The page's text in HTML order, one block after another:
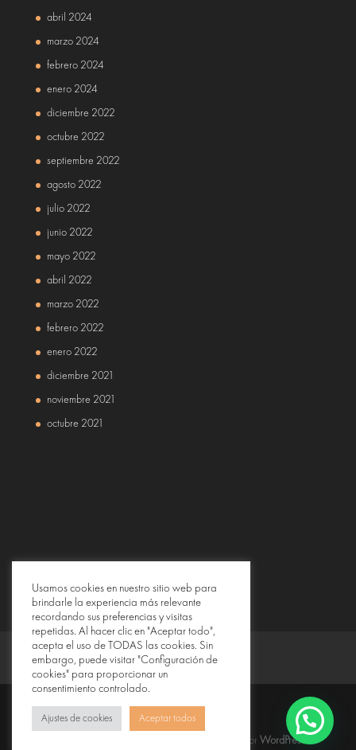
abril 2024
marzo 2024
febrero 2024
enero 2024
diciembre 2022
octubre 2022
septiembre 2022
agosto 2022
julio 2022
junio 2022
mayo 2022
abril 2022
marzo 2022
febrero 2022
enero 2022
diciembre 2021
noviembre 2021
octubre 2021
| Desarrollado porWordPress
Usamos cookies en nuestro sitio web para
brindarle la experiencia más relevante
recordando sus preferencias y visitas
repetidas. Al hacer clic en "Aceptar todo",
acepta el uso de TODAS las cookies. Sin
embargo, puede visitar "Configuración de
cookies" para proporcionar un
consentimiento controlado.
Ajustes de cookies Aceptar todos